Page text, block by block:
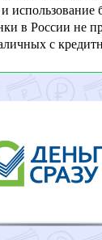
использование
в России не
с